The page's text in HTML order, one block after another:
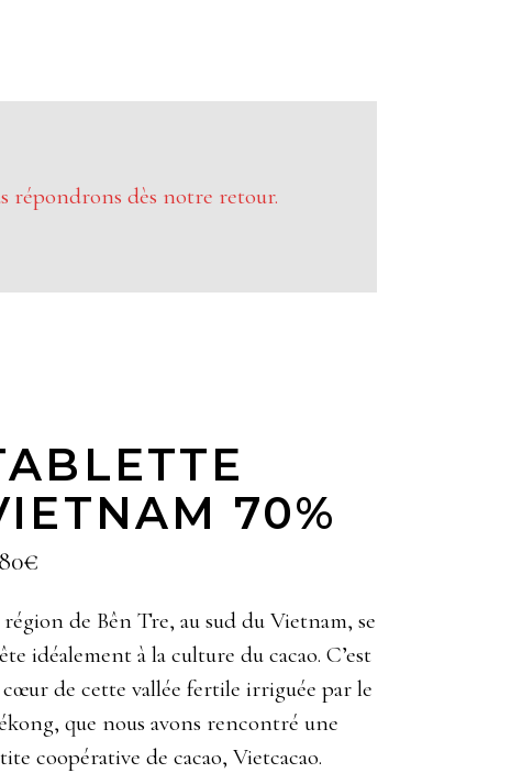
répondrons dès notre retour.
70%
€
région de Bên Tre, au sud du Vietnam, se
idéalement à la culture du cacao. C’est
cœur de cette vallée fertile irriguée par le
que nous avons rencontré une
coopérative de cacao, Vietcacao.